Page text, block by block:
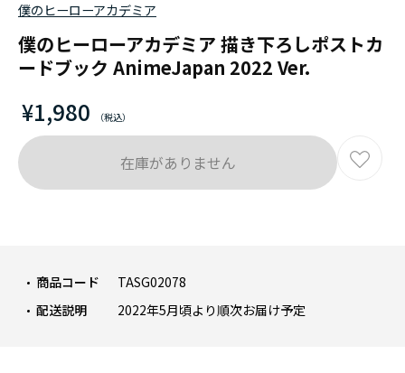
僕のヒーローアカデミア
僕のヒーローアカデミア 描き下ろしポストカ
ードブック AnimeJapan 2022 Ver.
¥1,980
商品コード
TASG02078
配送説明
2022年5月頃より順次お届け予定
在庫がありません